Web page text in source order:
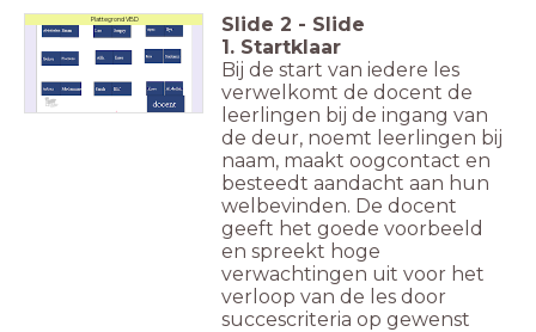
Plattegrond VBD Slide 2 - Slide
1. Startklaar
Bij de start van iedere les
verwelkomt de docent de
leerlingen bij de ingang van
de deur, noemt leerlingen bij
naam, maakt oogcontact en
besteedt aandacht aan hun
welbevinden. De docent
geeft het goede voorbeeld
en spreekt hoge
verwachtingen uit voor het
verloop van de les door
succescriteria op gewenst